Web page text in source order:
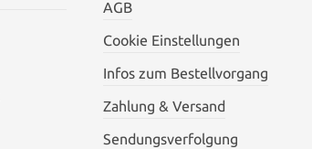
AGB
Cookie Einstellungen
Infos zum Bestellvorgang
Zahlung & Versand
Sendungsverfolgung